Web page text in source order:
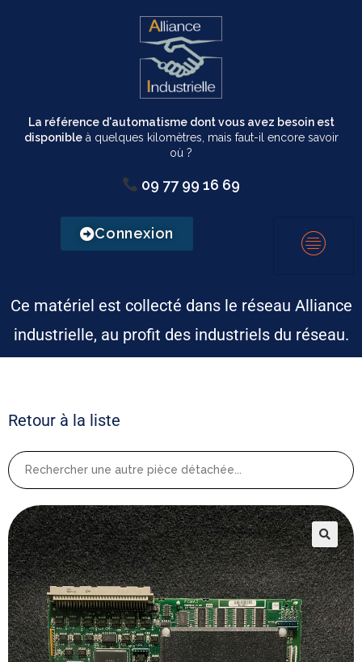
La référence d'automatisme dont vous avez besoin est
disponibleà quelques kilomètres, mais faut-il encore savoir
où ?
09 77 99 16 69
Connexion
Ce matériel est collecté dans le réseau Alliance
industrielle, au profit des industriels du réseau.
Retour à la liste